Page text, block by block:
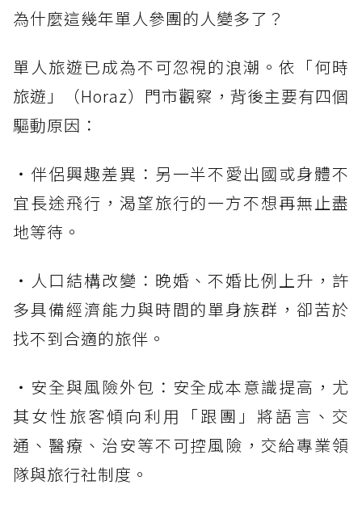
為什麼這幾年單人參團的人變多了？
單人旅遊已成為不可忽視的浪潮。依「何時
旅遊」（Horaz）門市觀察，背後主要有四個
驅動原因：
・伴侶興趣差異：另一半不愛出國或身體不
宜長途飛行，渴望旅行的一方不想再無止盡
地等待。
・人口結構改變：晚婚、不婚比例上升，許
多具備經濟能力與時間的單身族群，卻苦於
找不到合適的旅伴。
・安全與風險外包：安全成本意識提高，尤
其女性旅客傾向利用「跟團」將語言、交
通、醫療、治安等不可控風險，交給專業領
隊與旅行社制度。